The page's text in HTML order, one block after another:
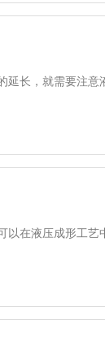
长，就需要注
在液压成形工